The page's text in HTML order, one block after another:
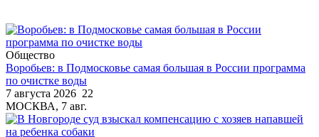
Общество
Воробьев: в Подмосковье самая большая в России программа
по очистке воды
7 августа 2026 22
МОСКВА, 7 авг.